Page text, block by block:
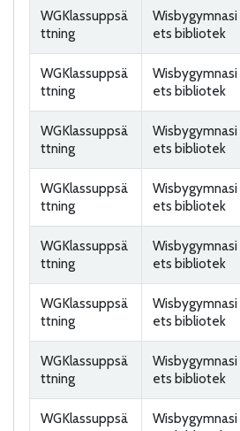
WGKlassuppsä
ttning
Wisbygymnasi
ets bibliotek
WGKlassuppsä
ttning
Wisbygymnasi
ets bibliotek
WGKlassuppsä
ttning
Wisbygymnasi
ets bibliotek
WGKlassuppsä
ttning
Wisbygymnasi
ets bibliotek
WGKlassuppsä
ttning
Wisbygymnasi
ets bibliotek
WGKlassuppsä
ttning
Wisbygymnasi
ets bibliotek
WGKlassuppsä
ttning
Wisbygymnasi
ets bibliotek
WGKlassuppsä
Wisbygymnasi